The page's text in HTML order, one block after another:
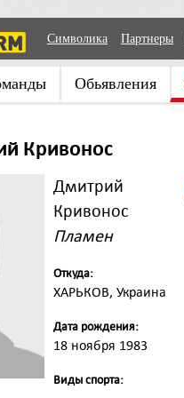
Символика Партнеры
Обьявления
Кривонос
Дмитрий
Кривонос
Пламен
Откуда:
ХАРЬКОВ, Украина
Дата рождения:
18 ноября 1983
Виды спорта: